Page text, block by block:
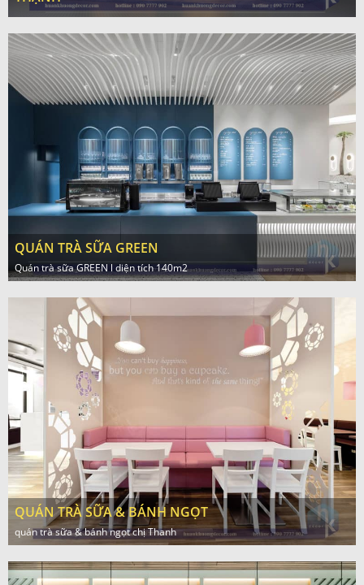
QUÁN TRÀ SỮA GREEN
Quán trà sữa GREEN l diện tích 140m2
QUÁN TRÀ SỮA & BÁNH NGỌT
quán trà sữa & bánh ngọt chị Thanh